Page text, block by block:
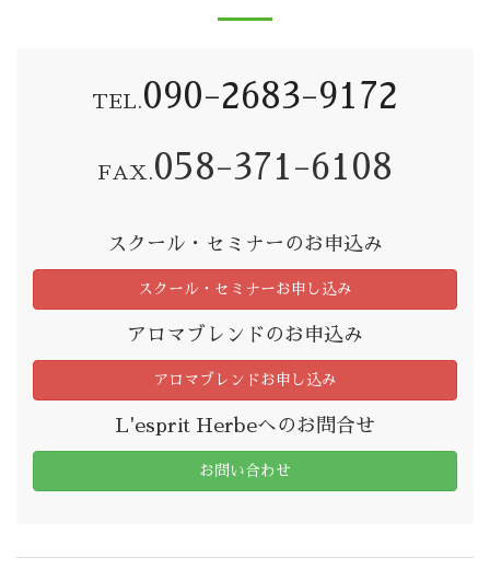
TEL. 090-2683-9172
FAX. 058-371-6108
スクール・セミナーのお申込み
スクール・セミナーお申し込み
アロマブレンドのお申込み
アロマブレンドお申し込み
L'esprit Herbeへのお問合せ
お問い合わせ